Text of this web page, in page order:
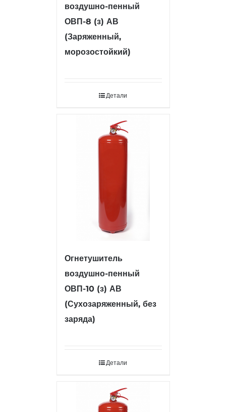
воздушно-пенный
ОВП-8 (з) АВ
(Заряженный,
морозостойкий)
Детали
Огнетушитель
воздушно-пенный
ОВП-10 (з) АВ
(Сухозаряженный, без
заряда)
Детали